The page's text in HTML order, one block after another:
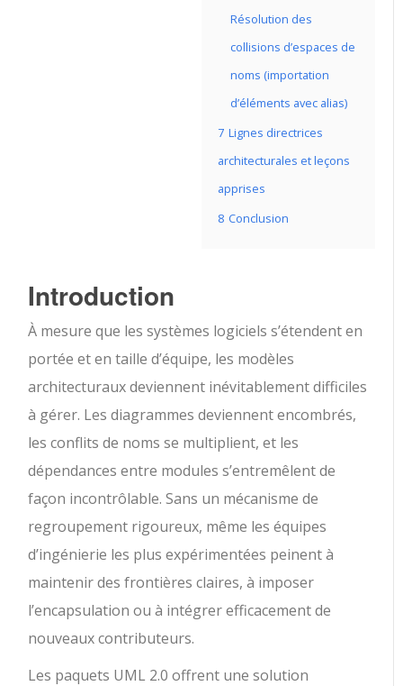
Résolution des
collisions d’espaces de
noms (importation
d’éléments avec alias)
7 Lignes directrices
architecturales et leçons
apprises
8 Conclusion
Introduction
À mesure que les systèmes logiciels s’étendent en
portée et en taille d’équipe, les modèles
architecturaux deviennent inévitablement difficiles
à gérer. Les diagrammes deviennent encombrés,
les conflits de noms se multiplient, et les
dépendances entre modules s’entremêlent de
façon incontrôlable. Sans un mécanisme de
regroupement rigoureux, même les équipes
d’ingénierie les plus expérimentées peinent à
maintenir des frontières claires, à imposer
l’encapsulation ou à intégrer efficacement de
nouveaux contributeurs.
Les paquets UML 2.0 offrent une solution